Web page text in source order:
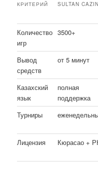
КРИТЕРИЙ SULTAN
Количество
игр
3500+
Вывод
средств
от 5 минут
Казахский
язык
полная
поддержка
Турниры
Лицензия
Кюрасао +